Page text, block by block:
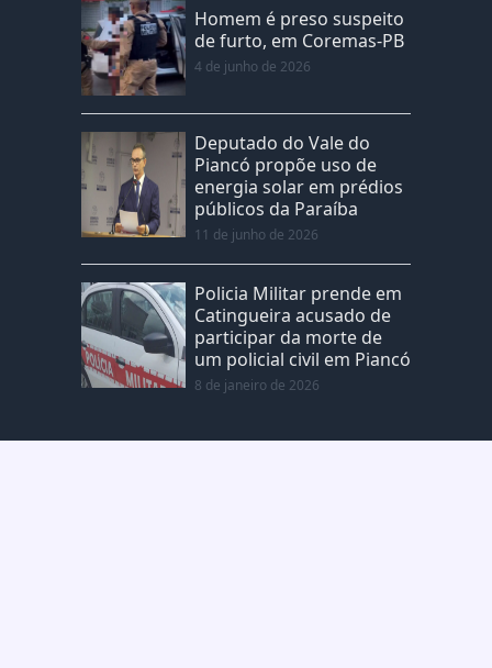
Homem é preso suspeito
de furto, em Coremas-PB
4 de junho de 2026
Deputado do Vale do
Piancó propõe uso de
energia solar em prédios
públicos da Paraíba
11 de junho de 2026
Policia Militar prende em
Catingueira acusado de
participar da morte de
um policial civil em Piancó
8 de janeiro de 2026